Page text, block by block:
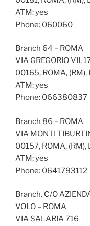
ATM: yes
Phone: 060060
Branch 64 – ROMA
VIA GREGORIO VII,
00165, ROMA, (RM),
ATM: yes
Phone: 066380837
Branch 86 – ROMA
VIA MONTI
00157, ROMA, (RM),
ATM: yes
Phone: 0641793112
Branch. C/O
VOLO – ROMA
VIA SALARIA 716